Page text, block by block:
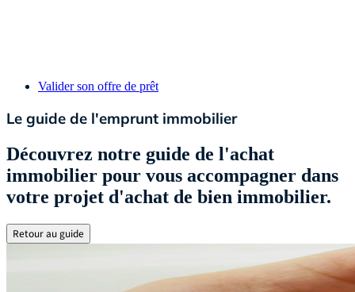
Valider son offre de prêt
Le guide de l'emprunt immobilier
Découvrez notre guide de l'achat
immobilier pour vous accompagner dans
votre projet d'achat de bien immobilier.
Retour au guide